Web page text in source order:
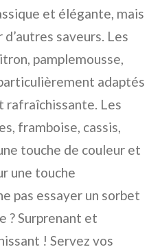
et élégante, mais
d’autres saveurs. Les
pamplemousse,
adaptés
rafraîchissante. Les
framboise, cassis,
touche de couleur et
une touche
pas essayer un sorbet
? Surprenant et
! Servez vos